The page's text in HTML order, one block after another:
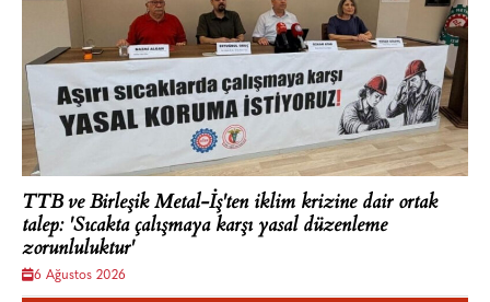
TTB ve Birleşik Metal-İş'ten iklim krizine dair ortak
talep: 'Sıcakta çalışmaya karşı yasal düzenleme
zorunluluktur'
6 Ağustos 2026